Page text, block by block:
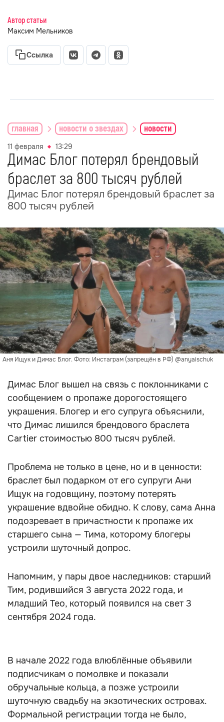
Автор статьи
Максим Мельников
Ссылка
главная новости о звездах новости
11 февраля 13:29
Димас Блог потерял брендовый
браслет за 800 тысяч рублей
Димас Блог потерял брендовый браслет за
800 тысяч рублей
Аня Ищук и Димас Блог. Фото: Инстаграм (запрещён в РФ) @anyaischuk
Димас Блог вышел на связь с поклонниками с
сообщением о пропаже дорогостоящего
украшения. Блогер и его супруга объяснили,
что Димас лишился брендового браслета
Cartier стоимостью 800 тысяч рублей.
Проблема не только в цене, но и в ценности:
браслет был подарком от его супруги Ани
Ищук на годовщину, поэтому потерять
украшение вдвойне обидно. К слову, сама Анна
подозревает в причастности к пропаже их
старшего сына — Тима, которому блогеры
устроили шуточный допрос.
Напомним, у пары двое наследников: старший
Тим, родившийся 3 августа 2022 года, и
младший Тео, который появился на свет 3
сентября 2024 года.
В начале 2022 года влюблённые объявили
подписчикам о помолвке и показали
обручальные кольца, а позже устроили
шуточную свадьбу на экзотических островах.
Формальной регистрации тогда не было,